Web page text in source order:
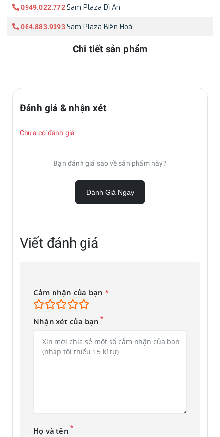
0949.022.772 Sam Plaza Dĩ An
084.883.9393 Sam Plaza Biên Hoà
Chi tiết sản phẩm
Đánh giá & nhận xét
Chưa có đánh giá
Bạn đánh giá sao về sản phẩm này?
Đánh Giá Ngay
Viết đánh giá
Cảm nhận của bạn*
Nhận xét của bạn *
Họ và tên *